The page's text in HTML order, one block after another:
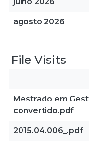
agosto 2026
File Visits
Mestrado em
convertido.pdf
2015.04.006_.pdf